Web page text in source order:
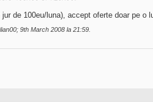
de 100eu/luna), accept oferte doar pe
9th March 2008 la 21:59